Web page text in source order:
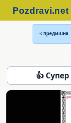
< предишна
👍 Супер